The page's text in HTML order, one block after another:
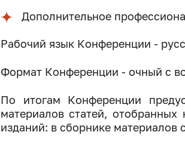
Дополнительное
Рабочий язык Конференции -
Формат Конференции - очный с
По итогам Конференции
материалов статей,
изданий: в сборнике